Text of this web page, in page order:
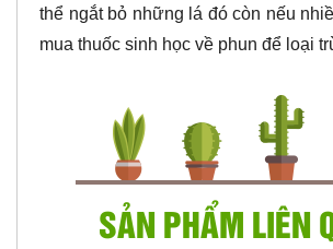
thể ngắt bỏ những lá đó còn nếu
mua thuốc sinh học về phun để loại
SẢN PHẨM LIÊN